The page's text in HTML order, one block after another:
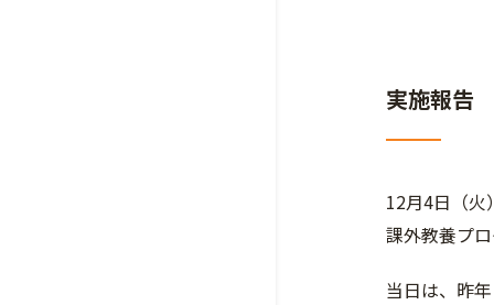
実施報告
12月4日（火
課外教養プ
当日は、昨